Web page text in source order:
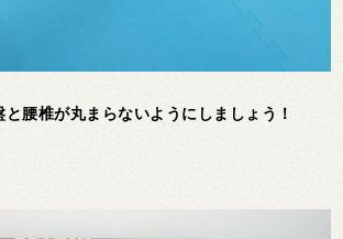
腰椎が丸まらないようにしましょう！